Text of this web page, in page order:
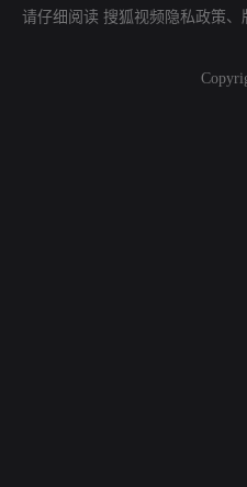
请仔细阅读 搜狐视频隐私政策、